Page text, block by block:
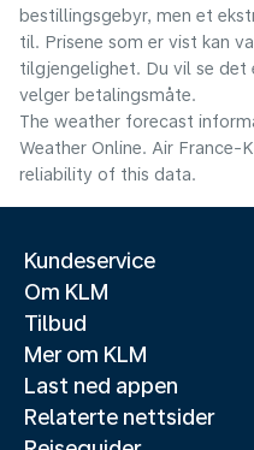
bestillingsgebyr, men et
til. Prisene som er vist kan
tilgjengelighet. Du vil se
velger betalingsmåte.
The weather forecast
Weather Online. Air France-
reliability of this data.
Kundeservice
Om KLM
Tilbud
Mer om KLM
Last ned appen
Relaterte nettsider